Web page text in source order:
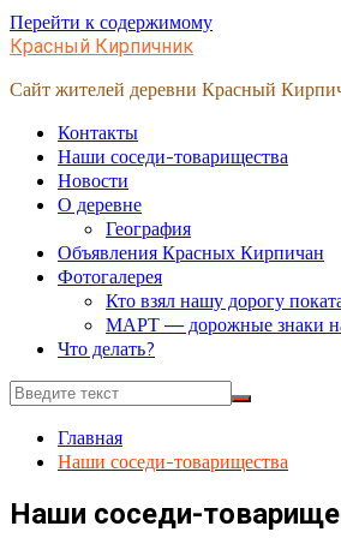
Перейти к содержимому
Красный Кирпичник
Сайт жителей деревни Красный
Контакты
Наши соседи-товарищества
Новости
О деревне
География
Объявления Красных Кирпичан
Фотогалерея
Кто взял нашу дорогу
МАРТ — дорожные знаки
Что делать?
Главная
Наши соседи-товарищества
Наши соседи-